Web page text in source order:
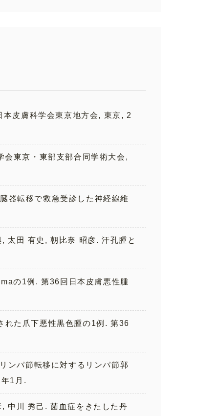
皮膚科学会東京地方会, 東京, 2
東京・東部支部合同学術大会,
器転移で救急受診した神経線維
太田 有史, 朝比奈 昭彦. 汗孔腫と
の1例. 第36回日本皮膚悪性腫
た爪下悪性黒色腫の1例. 第36
ンパ節転移に対するリンパ節郭
1月.
中川 秀己. 菌血症をきたした丹